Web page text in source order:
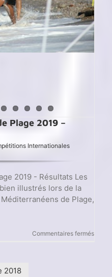
Plage 2019 –
Internationales
2019 - Résultats Les
illustrés lors de la
de Plage,
Commentaires ferméssur
2018